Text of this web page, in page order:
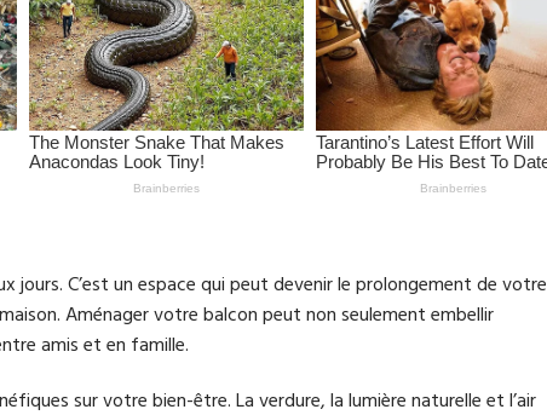
C’est un espace qui peut devenir le prolongement de votre
Aménager votre balcon peut non seulement embellir
amis et en famille.
sur votre bien-être. La verdure, la lumière naturelle et l’air